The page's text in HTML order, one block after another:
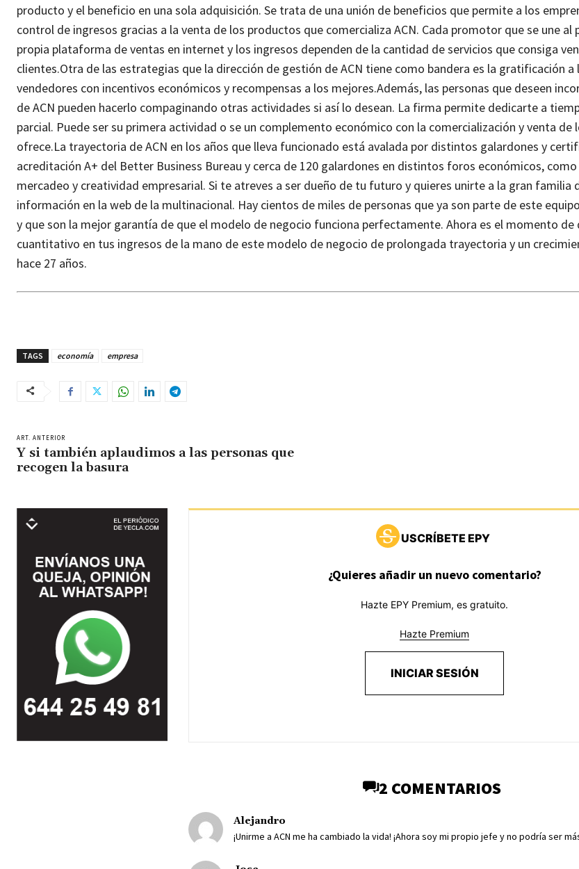
producto y el beneficio en una sola adquisición. Se trata de una unión de beneficios que permite a los
control de ingresos gracias a la venta de los productos que comercializa ACN. Cada promotor que se une al
propia plataforma de ventas en internet y los ingresos dependen de la cantidad de servicios que consiga
clientes.Otra de las estrategias que la dirección de gestión de ACN tiene como bandera es la gratificación a
vendedores con incentivos económicos y recompensas a los mejores.Además, las personas que deseen
de ACN pueden hacerlo compaginando otras actividades si así lo desean. La firma permite dedicarte a
parcial. Puede ser su primera actividad o se un complemento económico con la comercialización y venta de
ofrece.La trayectoria de ACN en los años que lleva funcionado está avalada por distintos galardones y
acreditación A+ del Better Business Bureau y cerca de 120 galardones en distintos foros económicos,
mercadeo y creatividad empresarial. Si te atreves a ser dueño de tu futuro y quieres unirte a la gran familia
información en la web de la multinacional. Hay cientos de miles de personas que ya son parte de este
y que son la mejor garantía de que el modelo de negocio funciona perfectamente. Ahora es el momento de
cuantitativo en tus ingresos de la mano de este modelo de negocio de prolongada trayectoria y un
hace 27 años.
TAGS economía empresa
ART. ANTERIOR
Y si también aplaudimos a las personas que
recogen la basura
USCRÍBETE EPY
¿Quieres añadir un nuevo comentario?
Hazte EPY Premium, es gratuito.
Hazte Premium
INICIAR SESIÓN
2 COMENTARIOS
Alejandro
¡Unirme a ACN me ha cambiado la vida! ¡Ahora soy mi propio jefe y no podría ser